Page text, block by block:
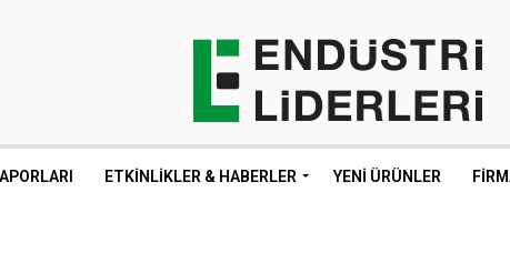
ETKINLIKLER & HABERLER YENI ÜRÜNLER